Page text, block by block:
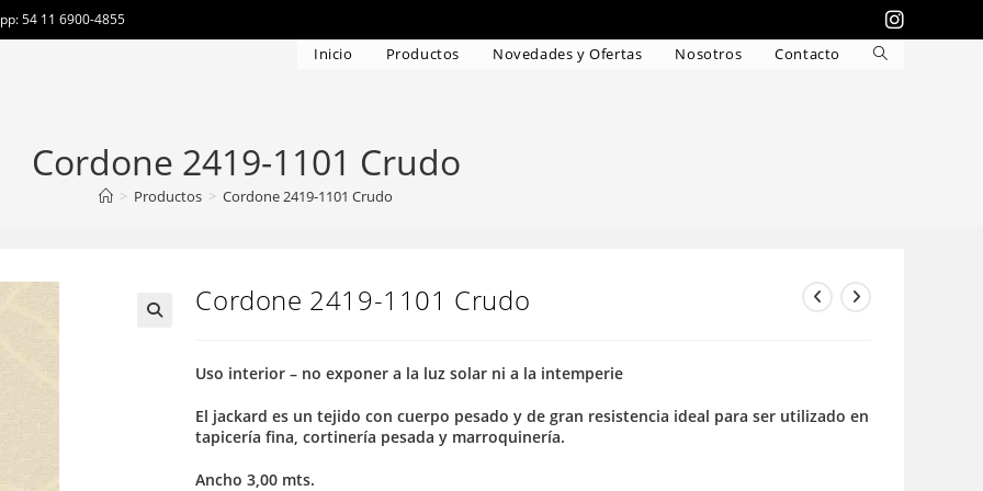
54 11 6900-4855
Inicio Productos Novedades y Ofertas Nosotros Contacto
Alternar
Cordone 2419-1101 Crudo
> Productos > Cordone 2419-1101 Crudo
Cordone 2419-1101 Crudo
Uso interior – no exponer a la luz solar ni a la intemperie
El jackard es un tejido con cuerpo pesado y de gran resistencia ideal para ser utilizado en
tapicería fina, cortinería pesada y marroquinería.
Ancho 3,00 mts.